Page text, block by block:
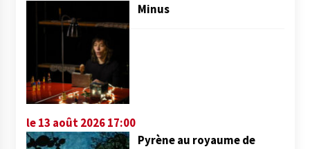
Minus
le 13 août 2026 17:00
Pyrène au royaume de